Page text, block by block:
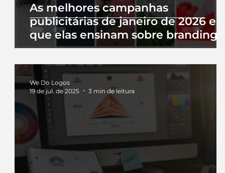
As melhores campanhas
publicitárias de janeiro de 2026 e
que elas ensinam sobre branding
We Do Logos
19 de jul. de 2025
3 min de leitura